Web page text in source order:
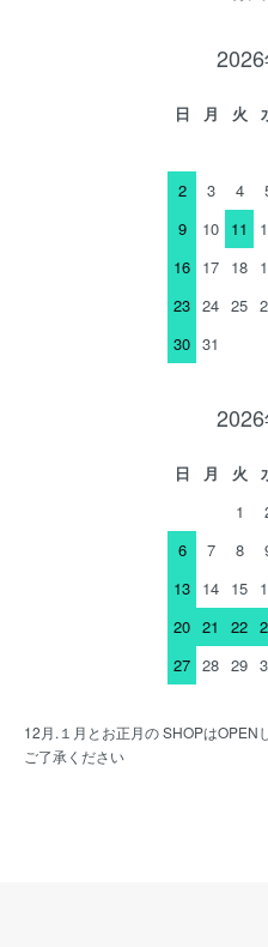
日 月 火
2
3 4
9
10 11
16 17 18
23 24 25
30 31
日 月 火
1
6
7 8
13 14 15
20 21 22
27 28 29
12月.１月とお正月の SHOPはOPEN
ご了承ください